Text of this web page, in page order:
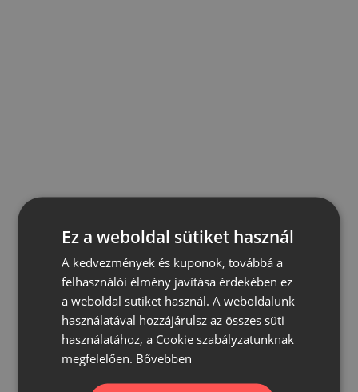
Ez a weboldal sütiket használ
A kedvezmények és kuponok, továbbá a
felhasználói élmény javítása érdekében ez
a weboldal sütiket használ. A weboldalunk
használatával hozzájárulsz az összes süti
használatához, a Cookie szabályzatunknak
megfelelően. Bővebben